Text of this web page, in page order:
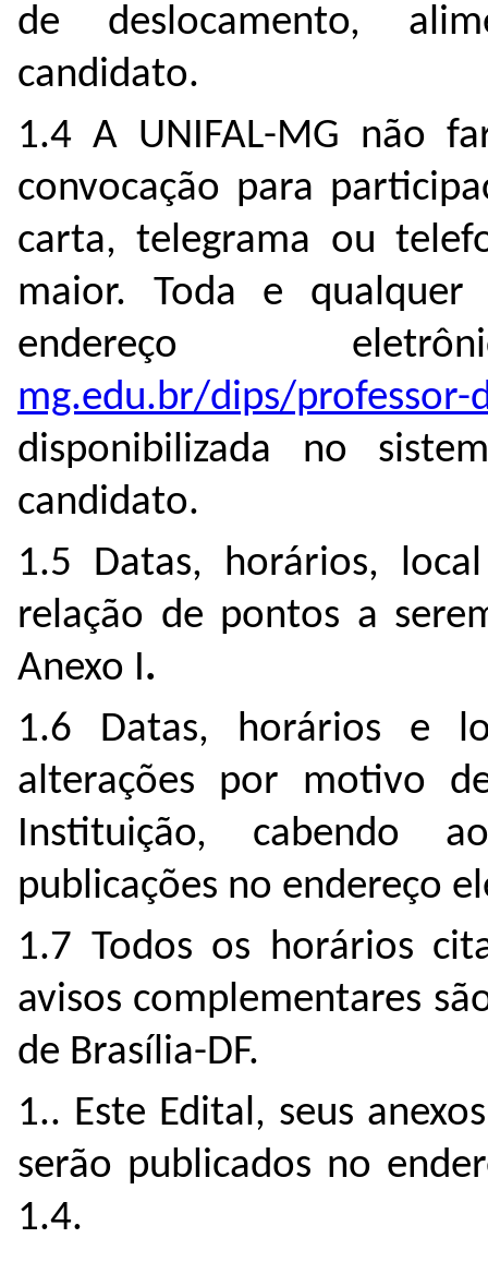
de deslocamento,
candidato.
1.4 A UNIFAL-MG não
convocação para
carta, telegrama ou
maior. Toda e qualquer
endereço
mg.edu.br/dips/
disponibilizada no
candidato.
1.5 Datas, horários,
relação de pontos a
Anexo I.
1.6 Datas, horários e
alterações por motivo
Instituição, cabendo
publicações no endereço
1.7 Todos os horários
avisos complementares
de Brasília-DF.
1.. Este Edital, seus
serão publicados no
1.4.